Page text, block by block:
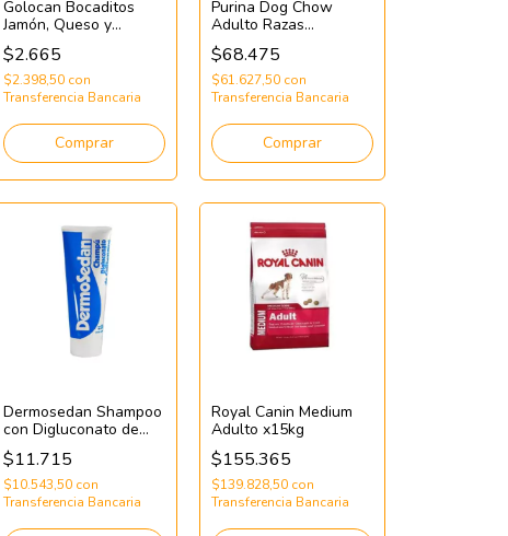
Golocan Bocaditos
Jamón, Queso y
Espinaca 100g
$2.665
$2.398,50 con
Transferencia Bancaria
Comprar
Purina Dog Chow
Adulto Razas
Medianas y Grandes
x21kg
$68.475
$61.627,50 con
Transferencia Bancaria
Comprar
Dermosedan Shampoo
con Digluconato de
Clorhexidina
$11.715
$10.543,50 con
Transferencia Bancaria
Royal Canin Medium
Adulto x15kg
$155.365
$139.828,50 con
Transferencia Bancaria